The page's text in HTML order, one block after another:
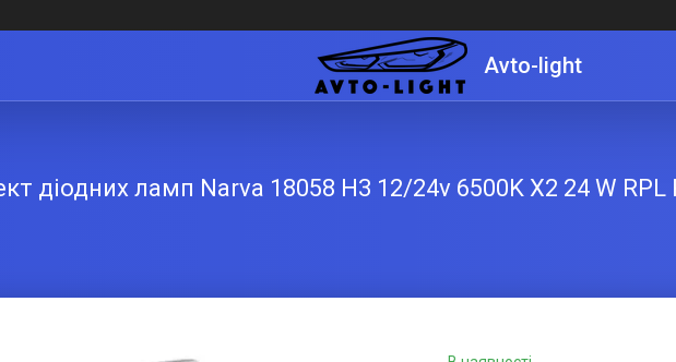
Avto-light
діодних ламп Narva 18058 H3 12/24v 6500K X2 24 W